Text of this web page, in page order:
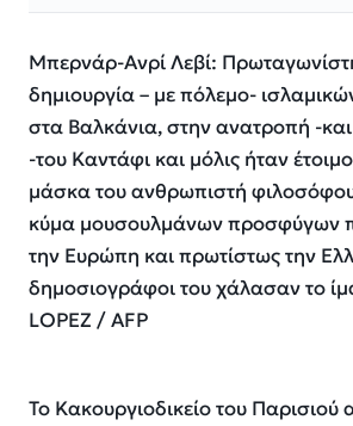
Mπερνάρ-Ανρί Λεβί:
δημιουργία – με πόλεμο-
στα Βαλκάνια, στην ανατροπή -
-του Καντάφι και μόλις ήταν
μάσκα του ανθρωπιστή φιλοσόφου
κύμα μουσουλμάνων προσφύγων
την Ευρώπη και πρωτίστως την
δημοσιογράφοι του χάλασαν το
LOPEZ / AFP
Το Κακουργιοδικείο του Παρισιού